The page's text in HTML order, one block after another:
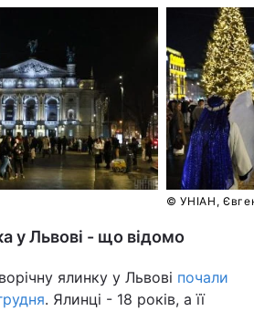
© УНІАН,
у Львові - що відомо
ялинку у Львові почали
. Ялинці - 18 років, а її